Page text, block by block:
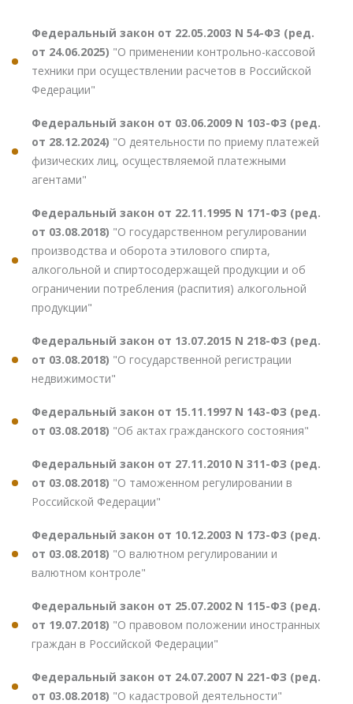
Федеральный закон от 22.05.2003 N 54-ФЗ (ред.
от 24.06.2025) "О применении контрольно-кассовой
техники при осуществлении расчетов в Российской
Федерации"
Федеральный закон от 03.06.2009 N 103-ФЗ (ред.
от 28.12.2024) "О деятельности по приему платежей
физических лиц, осуществляемой платежными
агентами"
Федеральный закон от 22.11.1995 N 171-ФЗ (ред.
от 03.08.2018) "О государственном регулировании
производства и оборота этилового спирта,
алкогольной и спиртосодержащей продукции и об
ограничении потребления (распития) алкогольной
продукции"
Федеральный закон от 13.07.2015 N 218-ФЗ (ред.
от 03.08.2018) "О государственной регистрации
недвижимости"
Федеральный закон от 15.11.1997 N 143-ФЗ (ред.
от 03.08.2018) "Об актах гражданского состояния"
Федеральный закон от 27.11.2010 N 311-ФЗ (ред.
от 03.08.2018) "О таможенном регулировании в
Российской Федерации"
Федеральный закон от 10.12.2003 N 173-ФЗ (ред.
от 03.08.2018) "О валютном регулировании и
валютном контроле"
Федеральный закон от 25.07.2002 N 115-ФЗ (ред.
от 19.07.2018) "О правовом положении иностранных
граждан в Российской Федерации"
Федеральный закон от 24.07.2007 N 221-ФЗ (ред.
от 03.08.2018) "О кадастровой деятельности"